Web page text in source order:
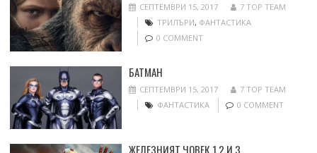
СЕПТЕМВРИ 15, 2017
7 TOP TEAM
ТРИЛЪРИ, ФАНТАСТИКА
0 COMMENT
БАТМАН
СЕПТЕМВРИ 15, 2017
7 TOP TEAM
ФАНТАСТИКА
0 COMMENT
ЖЕЛЕЗНИЯТ ЧОВЕК 1,2 И 3